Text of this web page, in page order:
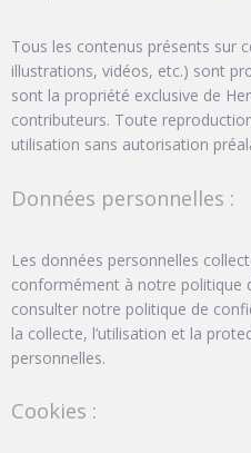
Tous les contenus présents sur
illustrations, vidéos, etc.) sont
sont la propriété exclusive de
contributeurs. Toute
utilisation sans autorisation
Données personnelles :
Les données personnelles
conformément à notre politique
consulter notre politique de
la collecte, l’utilisation et la
personnelles.
Cookies :